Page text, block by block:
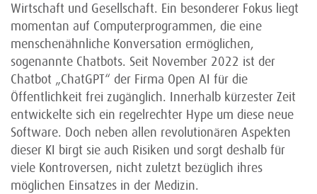
Wirtschaft und Gesellschaft. Ein besonderer Fokus liegt
momentan auf Computerprogrammen, die eine
menschenähnliche Konversation ermöglichen,
sogenannte Chatbots. Seit November 2022 ist der
Chatbot „ChatGPT“ der Firma Open AI für die
Öffentlichkeit frei zugänglich. Innerhalb kürzester Zeit
entwickelte sich ein regelrechter Hype um diese neue
Software. Doch neben allen revolutionären Aspekten
dieser KI birgt sie auch Risiken und sorgt deshalb für
viele Kontroversen, nicht zuletzt bezüglich ihres
möglichen Einsatzes in der Medizin.